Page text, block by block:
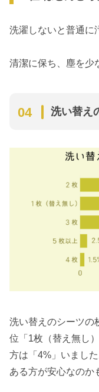
洗濯しないと普通に
清潔に保ち、塵を少
洗い替え
洗い替えのシーツの
位「1枚（替え無し
方は「4%」いまし
ある方が安心なのか